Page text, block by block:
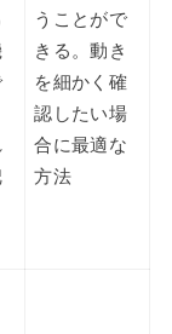
うことがで
きる。動き
を細かく確
認したい場
合に最適な
方法